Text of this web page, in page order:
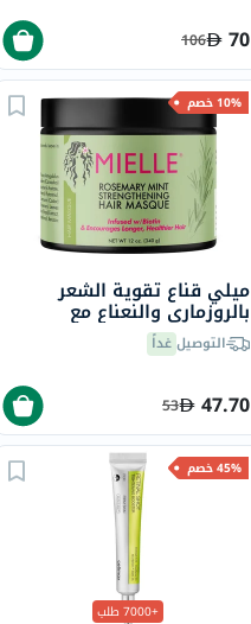
70
106
10% خصم
ميلي قناع تقوية الشعر
بالروزماري والنعناع مع
البيوتين لأنواع الشعر 340
جرامالتوصيلغداً
47.70
53
45% خصم
+7000 طلب